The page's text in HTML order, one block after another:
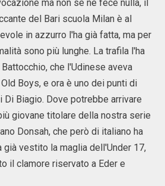
ma non se ne fece nulla, il
del Bari scuola Milan è al
in azzurro l'ha già fatta, ma per
sono più lunghe. La trafila l'ha
che l'Udinese aveva
Boys, e ora è uno dei punti di
Biagio. Dove potrebbe arrivare
giovane titolare della nostra serie
Donsah, che però di italiano ha
già vestito la maglia dell'Under 17,
il clamore riservato a Eder e